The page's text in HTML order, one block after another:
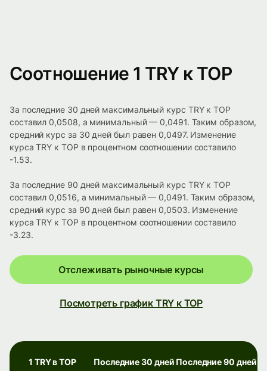
Соотношение 1 TRY к TOP
За последние 30 дней максимальный курс TRY к TOP
составил 0,0508, а минимальный — 0,0491. Таким образом,
средний курс за 30 дней был равен 0,0497. Изменение
курса TRY к TOP в процентном соотношении составило
-1.53.
За последние 90 дней максимальный курс TRY к TOP
составил 0,0516, а минимальный — 0,0491. Таким образом,
средний курс за 90 дней был равен 0,0503. Изменение
курса TRY к TOP в процентном соотношении составило
-3.23.
Отслеживать рыночные курсы
Посмотреть график TRY к TOP
1 TRY в TOP Последние 30 дней Последние 90 дней